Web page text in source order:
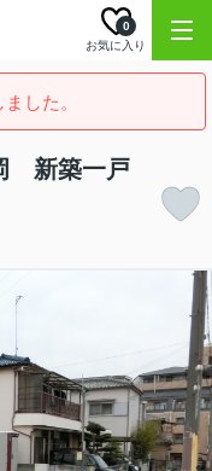
お気に入り
0
した。
新築一戸